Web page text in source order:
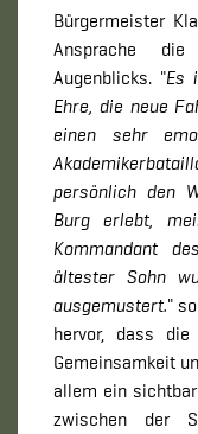
Bürgermeister
Ansprache die
Augenblicks. "Es
Ehre, die neue
einen sehr
persönlich den
Burg erlebt,
Kommandant
ältester Sohn
ausgemustert."
hervor, dass
Gemeinsamkeit
allem ein
zwischen der